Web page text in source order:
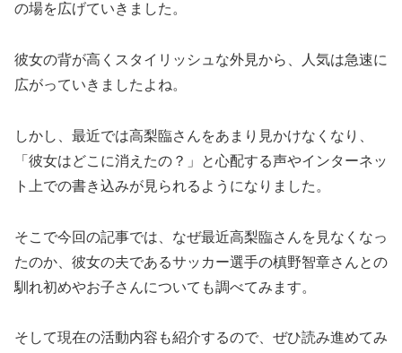
の場を広げていきました。
彼女の背が高くスタイリッシュな外見から、人気は急速に
広がっていきましたよね。
しかし、最近では高梨臨さんをあまり見かけなくなり、
「彼女はどこに消えたの？」と心配する声やインターネッ
ト上での書き込みが見られるようになりました。
そこで今回の記事では、なぜ最近高梨臨さんを見なくなっ
たのか、彼女の夫であるサッカー選手の槙野智章さんとの
馴れ初めやお子さんについても調べてみます。
そして現在の活動内容も紹介するので、ぜひ読み進めてみ